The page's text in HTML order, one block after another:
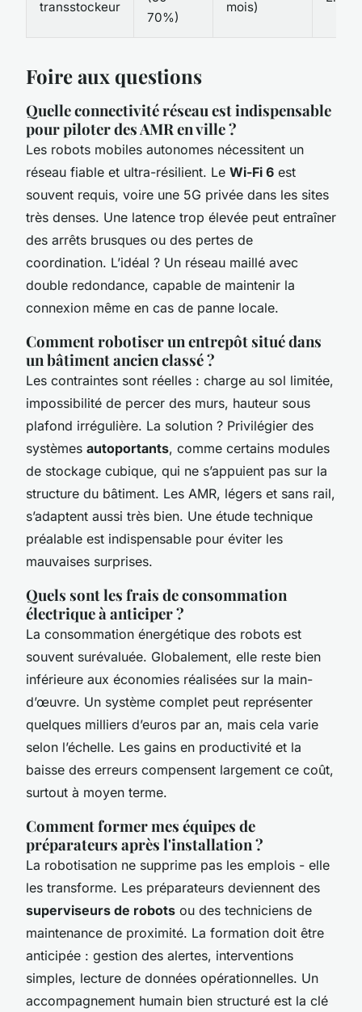
transstockeur
70%)
mois)
Foire aux questions
Quelle connectivité réseau est indispensable
pour piloter des AMR en ville ?
Les robots mobiles autonomes nécessitent un
réseau fiable et ultra-résilient. Le Wi-Fi 6 est
souvent requis, voire une 5G privée dans les sites
très denses. Une latence trop élevée peut entraîner
des arrêts brusques ou des pertes de
coordination. L’idéal ? Un réseau maillé avec
double redondance, capable de maintenir la
connexion même en cas de panne locale.
Comment robotiser un entrepôt situé dans
un bâtiment ancien classé ?
Les contraintes sont réelles : charge au sol limitée,
impossibilité de percer des murs, hauteur sous
plafond irrégulière. La solution ? Privilégier des
systèmes autoportants, comme certains modules
de stockage cubique, qui ne s’appuient pas sur la
structure du bâtiment. Les AMR, légers et sans rail,
s’adaptent aussi très bien. Une étude technique
préalable est indispensable pour éviter les
mauvaises surprises.
Quels sont les frais de consommation
électrique à anticiper ?
La consommation énergétique des robots est
souvent surévaluée. Globalement, elle reste bien
inférieure aux économies réalisées sur la main-
d’œuvre. Un système complet peut représenter
quelques milliers d’euros par an, mais cela varie
selon l’échelle. Les gains en productivité et la
baisse des erreurs compensent largement ce coût,
surtout à moyen terme.
Comment former mes équipes de
préparateurs après l'installation ?
La robotisation ne supprime pas les emplois - elle
les transforme. Les préparateurs deviennent des
superviseurs de robots ou des techniciens de
maintenance de proximité. La formation doit être
anticipée : gestion des alertes, interventions
simples, lecture de données opérationnelles. Un
accompagnement humain bien structuré est la clé